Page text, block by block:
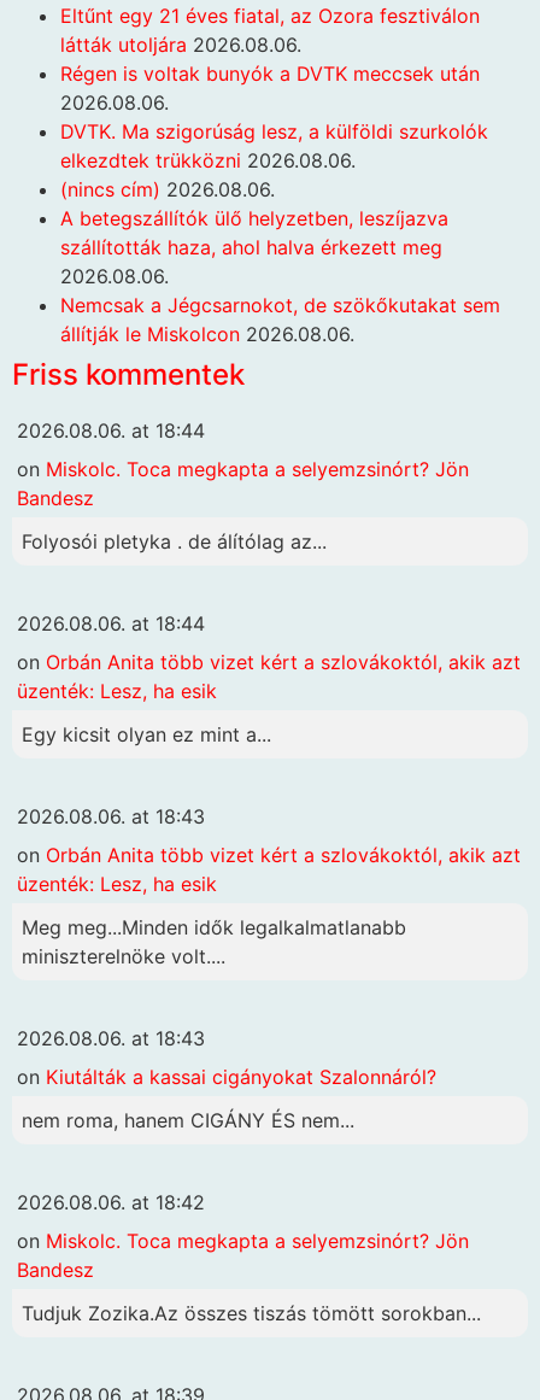
Eltűnt egy 21 éves fiatal, az Ozora fesztiválon
látták utoljára 2026.08.06.
Régen is voltak bunyók a DVTK meccsek után
2026.08.06.
DVTK. Ma szigorúság lesz, a külföldi szurkolók
elkezdtek trükközni 2026.08.06.
(nincs cím) 2026.08.06.
A betegszállítók ülő helyzetben, leszíjazva
szállították haza, ahol halva érkezett meg
2026.08.06.
Nemcsak a Jégcsarnokot, de szökőkutakat sem
állítják le Miskolcon 2026.08.06.
Friss kommentek
2026.08.06. at 18:44
on Miskolc. Toca megkapta a selyemzsinórt? Jön
Bandesz
Folyosói pletyka . de álítólag az...
2026.08.06. at 18:44
on Orbán Anita több vizet kért a szlovákoktól, akik azt
üzenték: Lesz, ha esik
Egy kicsit olyan ez mint a...
2026.08.06. at 18:43
on Orbán Anita több vizet kért a szlovákoktól, akik azt
üzenték: Lesz, ha esik
Meg meg...Minden idők legalkalmatlanabb
miniszterelnöke volt....
2026.08.06. at 18:43
on Kiutálták a kassai cigányokat Szalonnáról?
nem roma, hanem CIGÁNY ÉS nem...
2026.08.06. at 18:42
on Miskolc. Toca megkapta a selyemzsinórt? Jön
Bandesz
Tudjuk Zozika.Az összes tiszás tömött sorokban...